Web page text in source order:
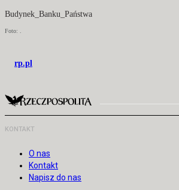
Budynek_Banku_Państwa
Foto: .
rp.pl
KONTAKT
O nas
Kontakt
Napisz do nas